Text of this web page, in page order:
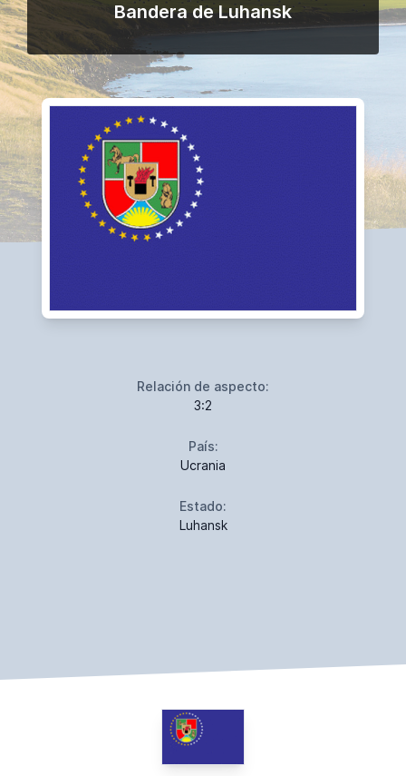
Bandera de Luhansk
Relación de aspecto:
3:2
País:
Ucrania
Estado:
Luhansk